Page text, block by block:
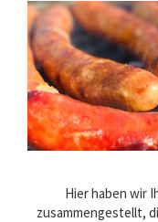
Hier haben wir
zusammengestellt,